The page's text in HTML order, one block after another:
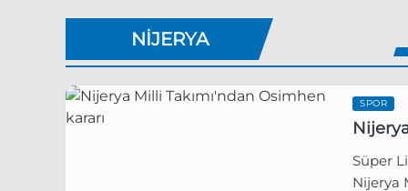
NIJERYA
SPOR
Süper
Nijerya